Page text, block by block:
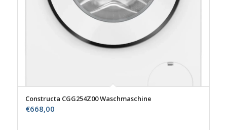
Constructa CGG254Z00 Waschmaschine
€668,00